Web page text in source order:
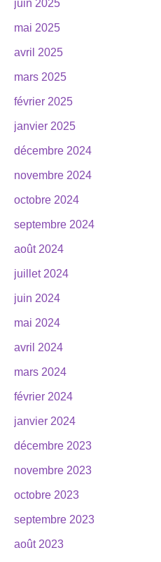
juin 2025
mai 2025
avril 2025
mars 2025
février 2025
janvier 2025
décembre 2024
novembre 2024
octobre 2024
septembre 2024
août 2024
juillet 2024
juin 2024
mai 2024
avril 2024
mars 2024
février 2024
janvier 2024
décembre 2023
novembre 2023
octobre 2023
septembre 2023
août 2023